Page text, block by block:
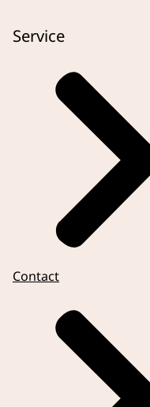
Service
Contact